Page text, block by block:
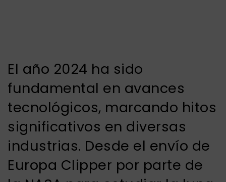
El año 2024 ha sido
fundamental en avances
tecnológicos, marcando hitos
significativos en diversas
industrias. Desde el envío de
Europa Clipper por parte de